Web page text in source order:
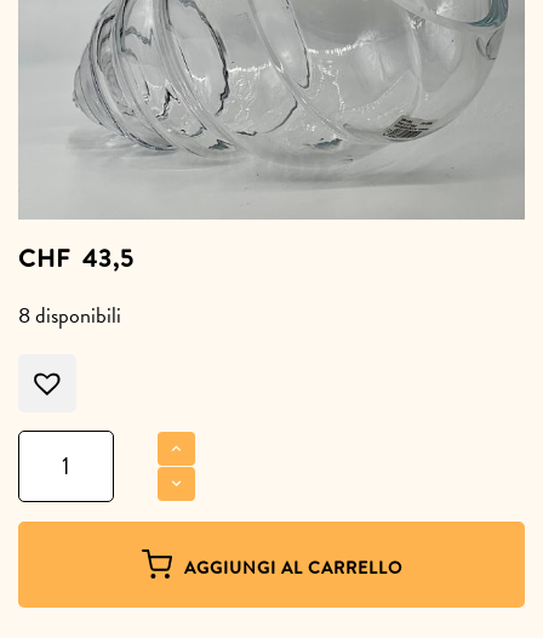
CHF 43,5
8 disponibili
Conchiglia
vetro
H33
AGGIUNGI AL CARRELLO